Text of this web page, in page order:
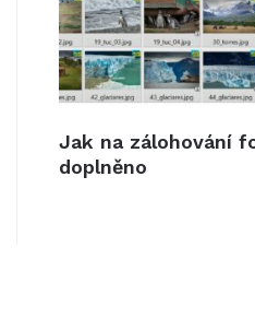
Jak na zálohování
doplněno